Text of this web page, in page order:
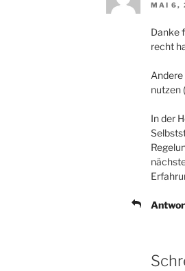
MAI 6,
Danke
recht
nutzen
In der